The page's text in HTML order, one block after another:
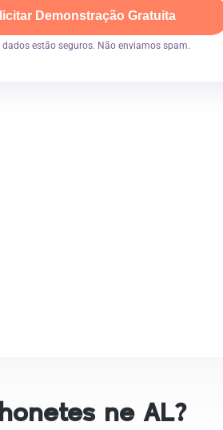
Demonstração Gratuita
dados estão seguros. Não enviamos spam.
ne AL?